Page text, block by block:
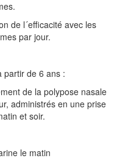
de l´efficacité avec les
par jour.
partir de 6 ans :
de la polypose nasale
administrés en une prise
et soir.
le matin